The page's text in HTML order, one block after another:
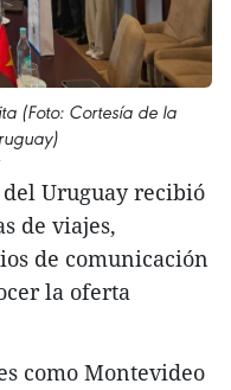
(Foto: Cortesía de la
Uruguay recibió
de viajes,
de comunicación
la oferta
como Montevideo